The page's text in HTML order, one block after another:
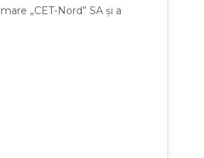
„CET-Nord” SA și a